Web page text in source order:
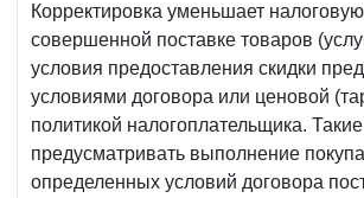
4
ч.
1
ст.
Корректировка уменьшает
совершенной поставке товаров
условия предоставления скидки
условиями договора или ценовой
политикой налогоплательщика.
предусматривать выполнение
определенных условий договора